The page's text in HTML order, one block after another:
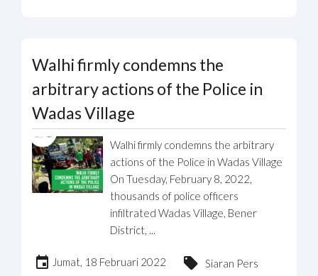
Walhi firmly condemns the
arbitrary actions of the Police in
Wadas Village
Walhi firmly condemns the arbitrary
actions of the Police in Wadas Village
On Tuesday, February 8, 2022,
thousands of police officers
infiltrated Wadas Village, Bener
District, ...
Jumat, 18 Februari 2022 Siaran Pers